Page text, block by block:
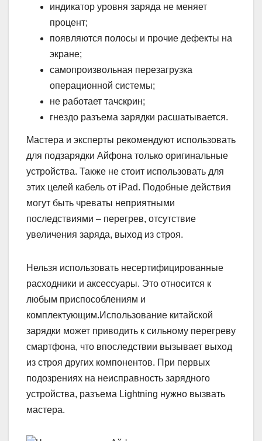
индикатор уровня заряда не меняет
процент;
появляются полосы и прочие дефекты на
экране;
самопроизвольная перезагрузка
операционной системы;
не работает тачскрин;
гнездо разъема зарядки расшатывается.
Мастера и эксперты рекомендуют использовать
для подзарядки Айфона только оригинальные
устройства. Также не стоит использовать для
этих целей кабель от iPad. Подобные действия
могут быть чреваты неприятными
последствиями – перегрев, отсутствие
увеличения заряда, выход из строя.
Нельзя использовать несертифицированные
расходники и аксессуары. Это относится к
любым приспособлениям и
комплектующим.Использование китайской
зарядки может приводить к сильному перегреву
смартфона, что впоследствии вызывает выход
из строя других компонентов. При первых
подозрениях на неисправность зарядного
устройства, разъема Lightning нужно вызвать
мастера.